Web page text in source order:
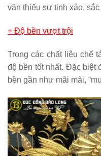
văn thiếu sự tinh xảo,
+ Độ bền vượt trội
Trong các chất liệu chế
độ bền tốt nhất. Đặc biệt
bền gần như mãi mãi,